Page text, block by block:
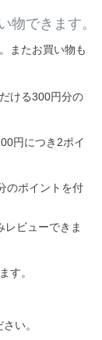
物できます。
またお買い物も
ける300円分の
円につき2ポイ
のポイントを付
レビューできま
す。
い。